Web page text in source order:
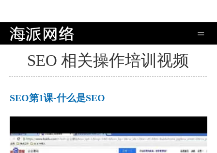
SEO 相关操作培训视频
SEO第1课-什么是SEO